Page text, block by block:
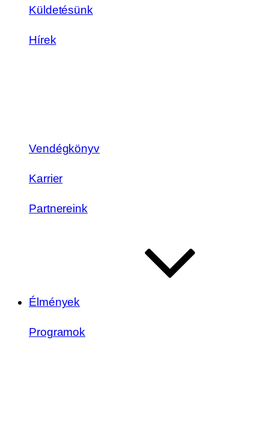
Küldetésünk
Hírek
Vendégkönyv
Karrier
Partnereink
Élmények
Programok